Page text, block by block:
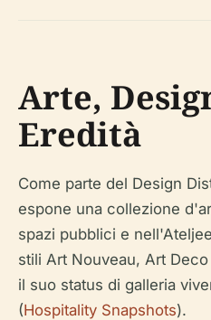
Arte,
Eredità
Come parte del Design
espone una collezione
spazi pubblici e
stili Art Nouveau, Art
il suo status di galleria
(Hospitality Snapshots).